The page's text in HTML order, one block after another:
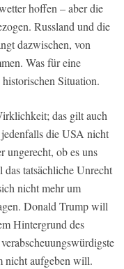
hoffen – aber die
Russland und die
dazwischen, von
Was für eine
Situation.
das gilt auch
die USA nicht
ungerecht, ob es uns
tatsächliche Unrecht
nicht mehr um
Donald Trump will
Hintergrund des
nicht aufgeben will.